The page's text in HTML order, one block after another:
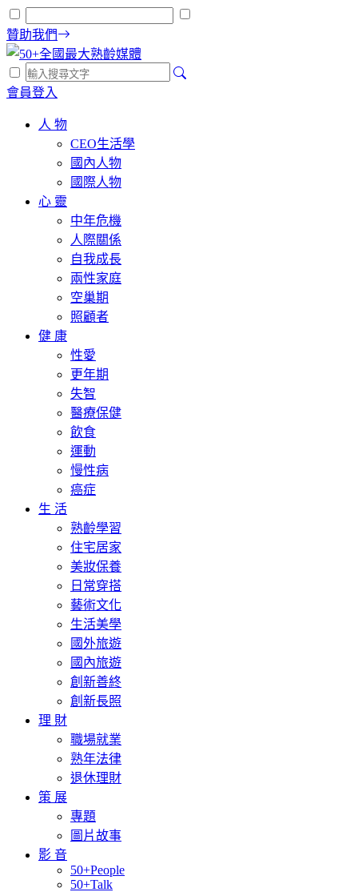
贊助我們
會員登入
人 物
CEO生活學
國內人物
國際人物
心 靈
中年危機
人際關係
自我成長
兩性家庭
空巢期
照顧者
健 康
性愛
更年期
失智
醫療保健
飲食
運動
慢性病
癌症
生 活
熟齡學習
住宅居家
美妝保養
日常穿搭
藝術文化
生活美學
國外旅遊
國內旅遊
創新善終
創新長照
理 財
職場就業
熟年法律
退休理財
策 展
專題
圖片故事
影 音
50+People
50+Talk